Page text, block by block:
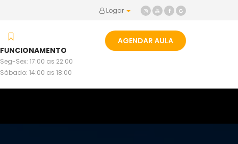
Logar
FUNCIONAMENTO
Seg-Sex: 17:00 as 22:00
Sábado: 14:00 as 18:00
AGENDAR AULA